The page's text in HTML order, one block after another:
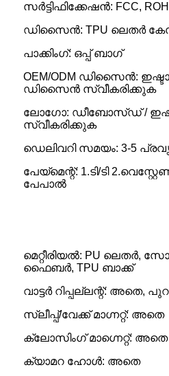
സർട്ടിഫിക്കേഷൻ: FCC,
ഡിസൈൻ: TPU ലെതർ
പാക്കിംഗ്: ഒപ്പ് ബാഗ്
OEM/ODM ഡിസൈൻ:
ഡിസൈൻ സ്വീകരിക്കുക
ലോഗോ: ഡീബോസ്ഡ് /
സ്വീകരിക്കുക
ഡെലിവറി സമയം: 3-5
പേയ്‌മെന്റ്: 1.ടി/ടി
പേപാൽ
മെറ്റീരിയൽ: PU ലെതർ,
ഫൈബർ, TPU ബാക്ക്
വാട്ടർ റിപ്പല്ലന്റ്: അതെ,
സ്ലീപ്പ്/വേക്ക് മാഗ്നറ്റ്: അതെ
ക്ലോസിംഗ് മാഗ്നെറ്റ്: അതെ
ക്യാമറ ഹോൾ: അതെ